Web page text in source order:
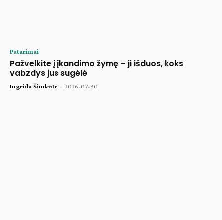
Patarimai
Pažvelkite į įkandimo žymę – ji išduos, koks
vabzdys jus sugėlė
Ingrida Šimkutė - 2026-07-30